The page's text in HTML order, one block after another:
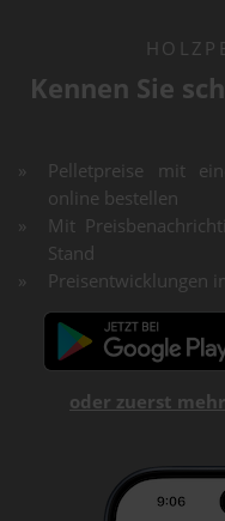
Kennen Sie
Pelletpreise mit
online bestellen
Mit
Stand
Preisentwicklungen
oder zuerst